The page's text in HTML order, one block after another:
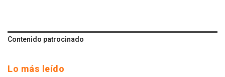
Contenido patrocinado
Lo más leído